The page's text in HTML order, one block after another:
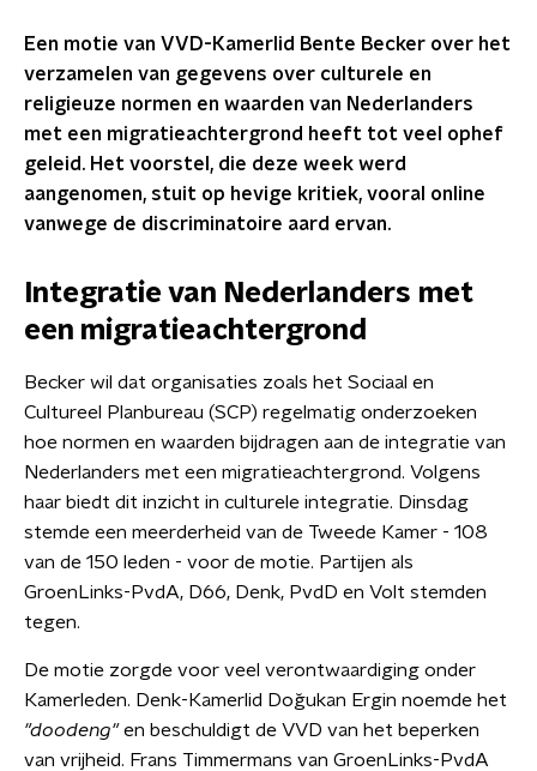
Een motie van VVD-Kamerlid Bente Becker over het
verzamelen van gegevens over culturele en
religieuze normen en waarden van Nederlanders
met een migratieachtergrond heeft tot veel ophef
geleid. Het voorstel, die deze week werd
aangenomen, stuit op hevige kritiek, vooral online
vanwege de discriminatoire aard ervan.
Integratie van Nederlanders met
een migratieachtergrond
Becker wil dat organisaties zoals het Sociaal en
Cultureel Planbureau (SCP) regelmatig onderzoeken
hoe normen en waarden bijdragen aan de integratie van
Nederlanders met een migratieachtergrond. Volgens
haar biedt dit inzicht in culturele integratie. Dinsdag
stemde een meerderheid van de Tweede Kamer - 108
van de 150 leden - voor de motie. Partijen als
GroenLinks-PvdA, D66, Denk, PvdD en Volt stemden
tegen.
De motie zorgde voor veel verontwaardiging onder
Kamerleden. Denk-Kamerlid Doğukan Ergin noemde het
"doodeng"en beschuldigt de VVD van het beperken
van vrijheid. Frans Timmermans van GroenLinks-PvdA